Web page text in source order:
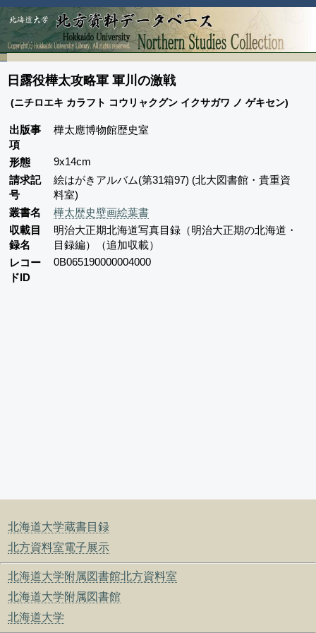
北海道大学蔵書目録
北方資料室電子展示
北海道大学附属図書館北方資料室
北海道大学附属図書館
北海道大学
日露役樺太攻略軍 軍川の激戦
(ニチロエキ カラフト コウリャクグン イクサガワ ノ ゲキセン)
出版事
項
樺太應博物館歴史室
形態
9x14cm
請求記
号
絵はがきアルバム(第31箱97) (北大図書館・貴重資
料室)
叢書名
樺太歴史壁画絵葉書
収載目
録名
明治大正期北海道写真目録（明治大正期の北海道・
目録編）（追加収載）
レコー
ドID
0B065190000004000